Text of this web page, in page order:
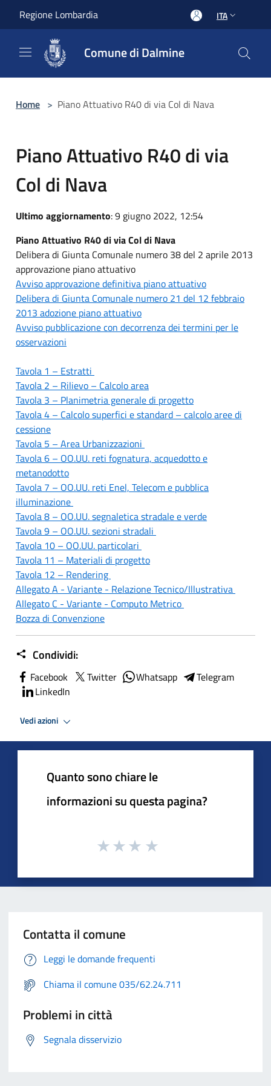
Regione Lombardia ITA
Comune di Dalmine
Home > Piano Attuativo R40 di via Col di Nava
Piano Attuativo R40 di via
Col di Nava
Ultimo aggiornamento: 9 giugno 2022, 12:54
Piano Attuativo R40 di via Col di Nava
Delibera di Giunta Comunale numero 38 del 2 aprile 2013
approvazione piano attuativo
Avviso approvazione definitiva piano attuativo
Delibera di Giunta Comunale numero 21 del 12 febbraio
2013 adozione piano attuativo
Avviso pubblicazione con decorrenza dei termini per le
osservazioni
Tavola 1 – Estratti
Tavola 2 – Rilievo – Calcolo area
Tavola 3 – Planimetria generale di progetto
Tavola 4 – Calcolo superfici e standard – calcolo aree di
cessione
Tavola 5 – Area Urbanizzazioni
Tavola 6 – OO.UU. reti fognatura, acquedotto e
metanodotto
Tavola 7 – OO.UU. reti Enel, Telecom e pubblica
illuminazione
Tavola 8 – OO.UU. segnaletica stradale e verde
Tavola 9 – OO.UU. sezioni stradali
Tavola 10 – OO.UU. particolari
Tavola 11 – Materiali di progetto
Tavola 12 – Rendering
Allegato A - Variante - Relazione Tecnico/Illustrativa
Allegato C - Variante - Computo Metrico
Bozza di Convenzione
Condividi:
Facebook Twitter Whatsapp
Telegram
LinkedIn
Vedi azioni
Quanto sono chiare le
informazioni su questa pagina?
Contatta il comune
Leggi le domande frequenti
Chiama il comune 035/62.24.711
Problemi in città
Segnala disservizio